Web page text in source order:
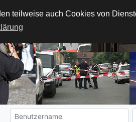
teilweise auch Cookies von